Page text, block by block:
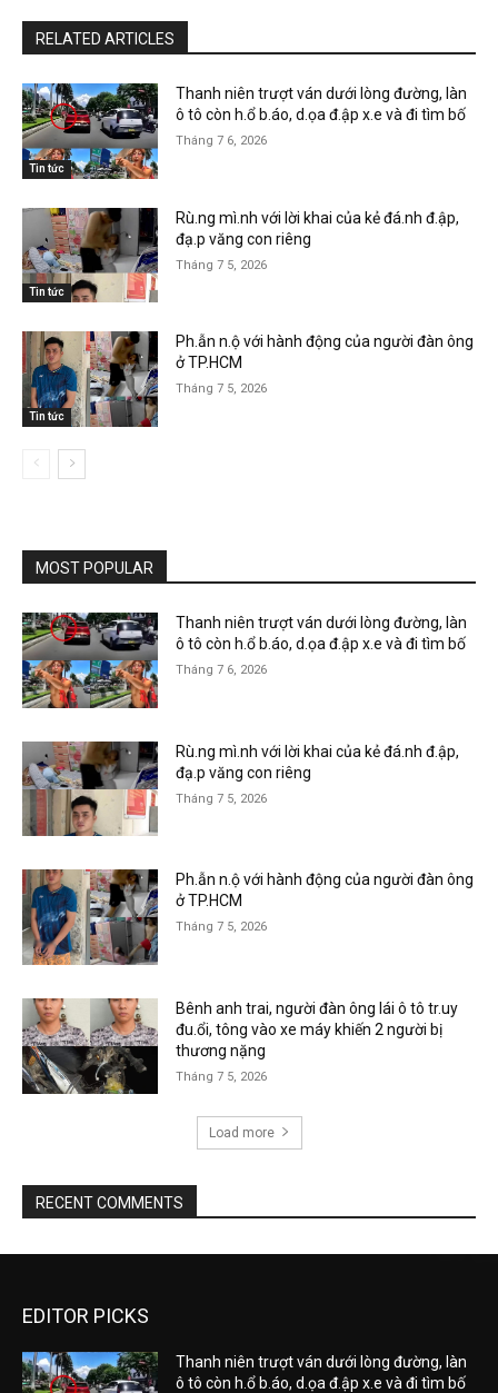
RELATED ARTICLES
Tin tức
Thanh niên trượt ván dưới lòng đường, làn
ô tô còn h.ổ b.áo, d.ọa đ.ập x.e và đi tìm bố
Tháng 7 6, 2026
Tin tức
Rù.ng mì.nh với lời khai của kẻ đá.nh đ.ập,
đạ.p văng con riêng
Tháng 7 5, 2026
Tin tức
Ph.ẫn n.ộ với hành động của người đàn ông
ở TP.HCM
Tháng 7 5, 2026
MOST POPULAR
Thanh niên trượt ván dưới lòng đường, làn
ô tô còn h.ổ b.áo, d.ọa đ.ập x.e và đi tìm bố
Tháng 7 6, 2026
Rù.ng mì.nh với lời khai của kẻ đá.nh đ.ập,
đạ.p văng con riêng
Tháng 7 5, 2026
Ph.ẫn n.ộ với hành động của người đàn ông
ở TP.HCM
Tháng 7 5, 2026
Bênh anh trai, người đàn ông lái ô tô tr.uy
đu.ổi, tông vào xe máy khiến 2 người bị
thương nặng
Tháng 7 5, 2026
Load more
RECENT COMMENTS
EDITOR PICKS
Thanh niên trượt ván dưới lòng đường, làn
ô tô còn h.ổ b.áo, d.ọa đ.ập x.e và đi tìm bố